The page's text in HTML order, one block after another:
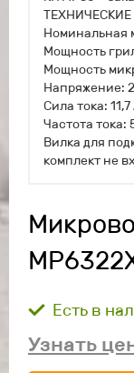
Номинальная
Мощность
Мощность
Напряжение:
Сила тока:
Частота тока:
Вилка для
комплект не
Есть в
Узнать